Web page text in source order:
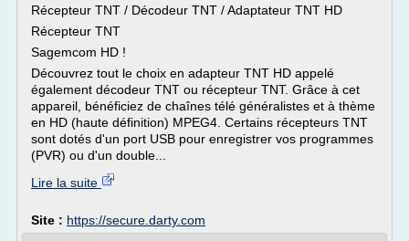
Récepteur TNT / Décodeur TNT / Adaptateur TNT HD
Récepteur TNT
Sagemcom HD !
Découvrez tout le choix en adapteur TNT HD appelé
également décodeur TNT ou récepteur TNT. Grâce à cet
appareil, bénéficiez de chaînes télé généralistes et à thème
en HD (haute définition) MPEG4. Certains récepteurs TNT
sont dotés d'un port USB pour enregistrer vos programmes
(PVR) ou d'un double...
Lire la suite
Site : https://secure.darty.com